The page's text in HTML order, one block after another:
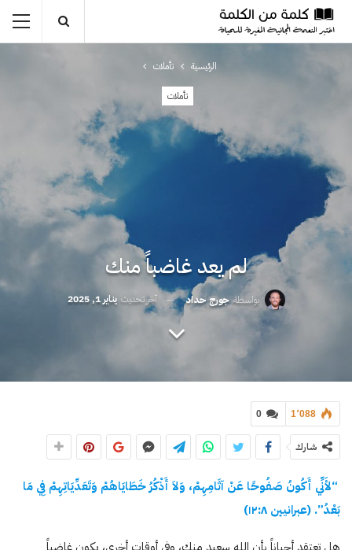
الرئيسية تأملات
تأملات
لم يعد غاضباً منك
بواسطةجورج حداد آخر تحديث يناير 1, 2025
0 1٬088
شارك
“لأَنِّي أَكُونُ صَفُوحًا عَنْ آثَامِهِمْ، وَلاَ أَذْكُرُ خَطَايَاهُمْ وَتَعَدِّيَاتِهِمْ فِي مَا
بَعْدُ”. (عبرانيين ۱٢:۸)